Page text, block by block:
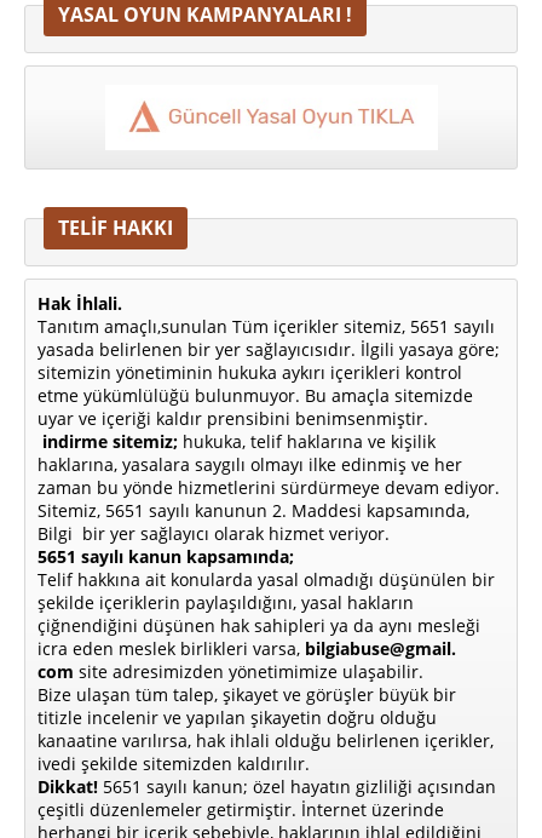
YASAL OYUN KAMPANYALARI !
TELİF HAKKI
Hak İhlali.
Tanıtım amaçlı,sunulan Tüm içerikler sitemiz, 5651 sayılı
yasada belirlenen bir yer sağlayıcısıdır. İlgili yasaya göre;
sitemizin yönetiminin hukuka aykırı içerikleri kontrol
etme yükümlülüğü bulunmuyor. Bu amaçla sitemizde
uyar ve içeriği kaldır prensibini benimsenmiştir.
indirme sitemiz; hukuka, telif haklarına ve kişilik
haklarına, yasalara saygılı olmayı ilke edinmiş ve her
zaman bu yönde hizmetlerini sürdürmeye devam ediyor.
Sitemiz, 5651 sayılı kanunun 2. Maddesi kapsamında,
Bilgi bir yer sağlayıcı olarak hizmet veriyor.
5651 sayılı kanun kapsamında;
Telif hakkına ait konularda yasal olmadığı düşünülen bir
şekilde içeriklerin paylaşıldığını, yasal hakların
çiğnendiğini düşünen hak sahipleri ya da aynı mesleği
icra eden meslek birlikleri varsa, bilgiabuse@gmail.
com site adresimizden yönetimimize ulaşabilir.
Bize ulaşan tüm talep, şikayet ve görüşler büyük bir
titizle incelenir ve yapılan şikayetin doğru olduğu
kanaatine varılırsa, hak ihlali olduğu belirlenen içerikler,
ivedi şekilde sitemizden kaldırılır.
Dikkat! 5651 sayılı kanun; özel hayatın gizliliği açısından
çeşitli düzenlemeler getirmiştir. İnternet üzerinde
herhangi bir içerik sebebiyle, haklarının ihlal edildiğini